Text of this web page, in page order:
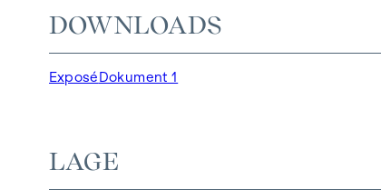
1- bis 4-Zimmerwohnungen
Gärten, Balkone, Loggien und Terrassen
Tiefgaragenstellplätze | E-Mobilität
Gemeinschaftsraum
DOWNLOADS
ExposéDokument 1
LAGE